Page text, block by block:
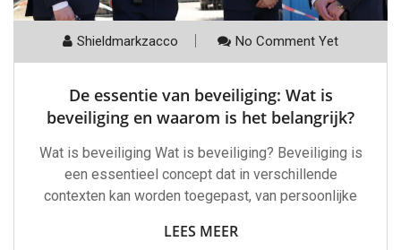
Shieldmarkzacco No Comment Yet
De essentie van beveiliging: Wat is
beveiliging en waarom is het belangrijk?
Wat is beveiliging Wat is beveiliging? Beveiliging is
een essentieel concept dat in verschillende
contexten kan worden toegepast, van persoonlijke
LEES MEER